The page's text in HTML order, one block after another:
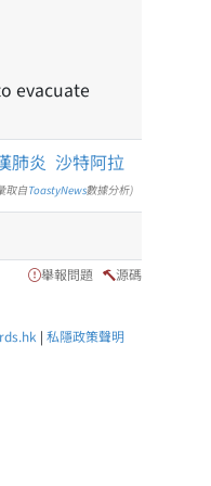
evacuate
肺炎 沙特阿拉
取自ToastyNews數據分析)
舉報問題 源碼
| 私隱政策聲明